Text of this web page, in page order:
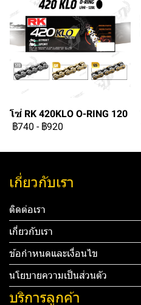
โซ่ RK 420KLO O-RING 120
฿740 - ฿920
เกี่ยวกับเรา
ติดต่อเรา
เกี่ยวกับเรา
ข้อกำหนดและเงื่อนไข
นโยบายความเป็นส่วนตัว
บริการลูกค้า